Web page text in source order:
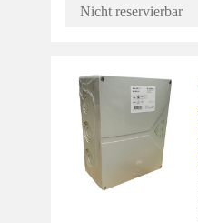
Nicht reservierbar